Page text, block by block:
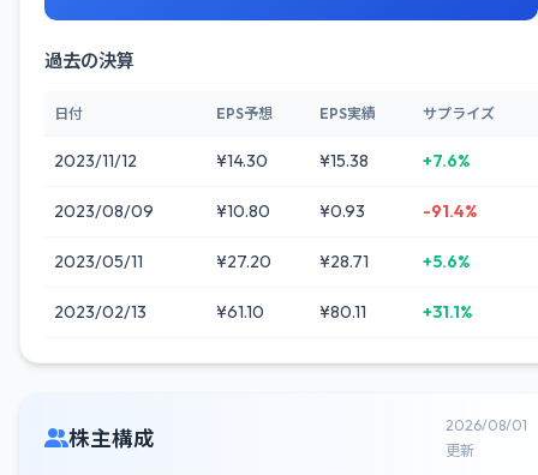
過去の決算
日付 EPS予想 EPS実績 サプライズ
2023/11/12 ¥14.30 ¥15.38 +7.6%
2023/08/09 ¥10.80 ¥0.93 -91.4%
2023/05/11 ¥27.20 ¥28.71 +5.6%
2023/02/13 ¥61.10 ¥80.11 +31.1%
株主構成
2026/08/01
更新